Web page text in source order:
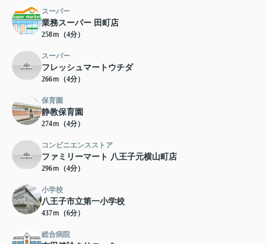
スーパー
業務スーパー 田町店
258ｍ（4分）
スーパー
フレッシュマートウチダ
266ｍ（4分）
保育園
静教保育園
274ｍ（4分）
コンビニエンスストア
ファミリーマート 八王子元横山町店
296ｍ（4分）
小学校
八王子市立第一小学校
437ｍ（6分）
総合病院